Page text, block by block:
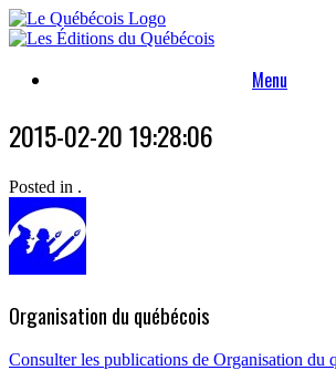
Skip
to
Menu
2015-02-20 19:28:06
Posted in .
Organisation du québécois
Consulter les publications de Organisation du